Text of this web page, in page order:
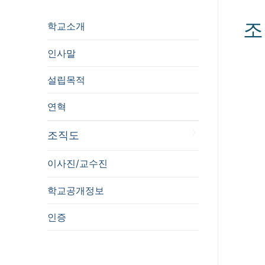
학교소개
인사말
설립목적
연혁
조직도
이사진/교수진
학교공개정보
인증